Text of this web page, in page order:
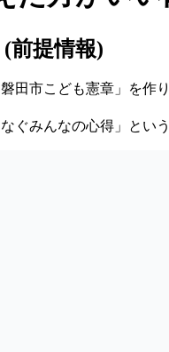
前提情報)
田市こども憲章」を作
ぐみんなの心得」とい